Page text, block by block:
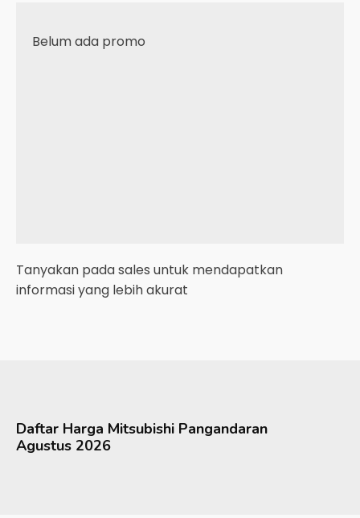
Belum ada promo
Tanyakan pada sales untuk mendapatkan
informasi yang lebih akurat
Daftar Harga Mitsubishi Pangandaran
Agustus 2026